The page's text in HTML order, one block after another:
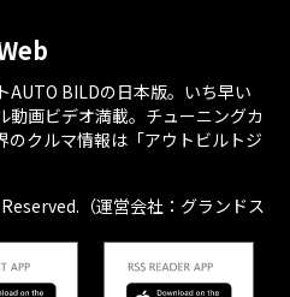
AUTO BILDの日本版。いち早い
動画ビデオ満載。チューニングカ
のクルマ情報は「アウトビルトジ
（運営会社：グランドス